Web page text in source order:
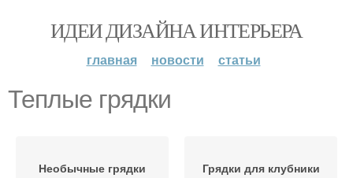
ИДЕИ ДИЗАЙНА ИНТЕРЬЕРА
главная новости статьи
Теплые грядки
Необычные грядки Грядки для клубники